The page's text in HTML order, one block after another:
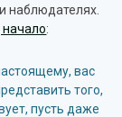
наблюдателях.
:
вас
того,
пусть даже